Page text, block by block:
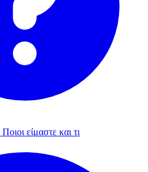
Ποιοι είμαστε και τι